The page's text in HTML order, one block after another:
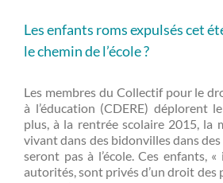
Les enfants roms expulsés cet
le chemin de l’école ?
Les membres du Collectif pour le
à l’éducation (CDERE) déplorent
plus, à la rentrée scolaire 2015, la
vivant dans des bidonvilles dans
seront pas à l’école. Ces enfants,
autorités, sont privés d’un droit des